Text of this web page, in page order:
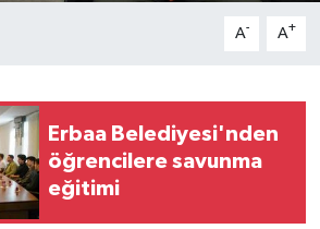
A- A+
Erbaa Belediyesi'nden
öğrencilere savunma
eğitimi